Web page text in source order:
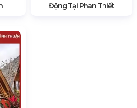
Động Tại Phan Thiết